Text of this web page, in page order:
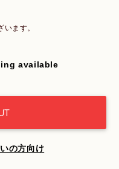
ます。
available
の方向け